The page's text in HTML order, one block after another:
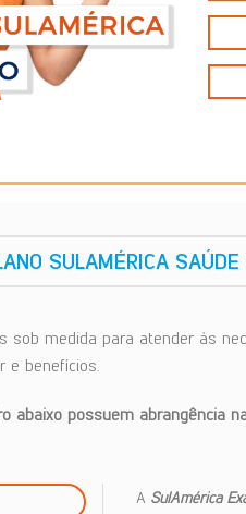
SULAMÉRICA SAÚDE
sob medida para atender às
e benefícios.
abaixo possuem abrangência
A SulAmérica